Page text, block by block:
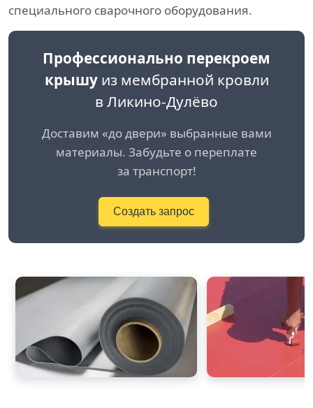
специального сварочного оборудования.
Профессионально перекроем
крышуиз мембранной кровли
в Ликино-Дулёво
Доставим «до двери» выбранные вами
материалы. Забудьте о переплате
за транспорт!
Создать запрос